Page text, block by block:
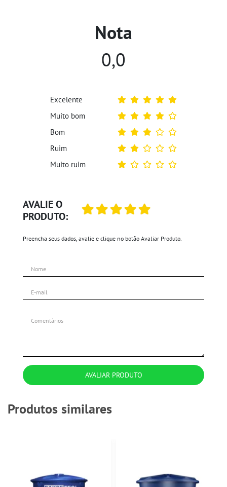
AVALIE O
PRODUTO:
Preencha seus dados, avalie e clique no botão Avaliar Produto.
AVALIAR PRODUTO
Nota
0,0
Excelente
Muito bom
Bom
Ruim
Muito ruim
Produtos similares